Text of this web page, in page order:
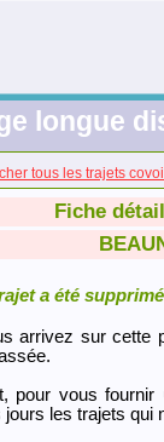
longue
tous les trajets
Fiche
a été
arrivez sur cette
pour vous fournir
jours les trajets qui